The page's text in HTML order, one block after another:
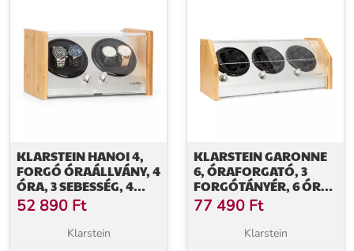
KLARSTEIN HANOI 4,
FORGÓ ÓRAÁLLVÁNY, 4
ÓRA, 3 SEBESSÉG, 4
ÜZEMMÓD, BAMBUSZ
52 890 Ft
Klarstein
KLARSTEIN GARONNE
6, ÓRAFORGATÓ, 3
FORGÓTÁNYÉR, 6 ÓRA
RÉSZÉRE, 3 SEBESSÉG, 4
ÜZEMMÓD, BAMBUSZ
77 490 Ft
Klarstein